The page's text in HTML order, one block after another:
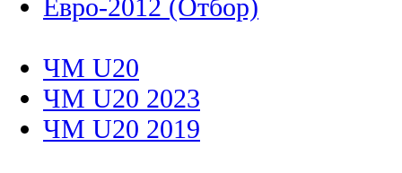
Евро-2012 (Отбор)
ЧМ U20
ЧМ U20 2023
ЧМ U20 2019